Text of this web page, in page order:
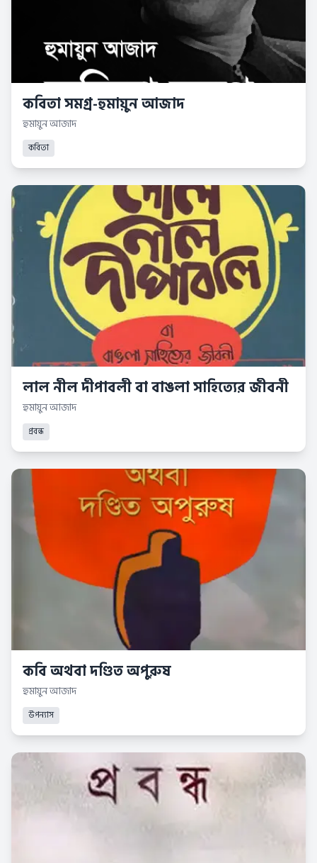
কবিতা সমগ্র-হুমায়ুন আজাদ
হুমায়ুন আজাদ
কবিতা
লাল নীল দীপাবলী বা বাঙলা সাহিত্যের জীবনী
হুমায়ুন আজাদ
প্রবন্ধ
কবি অথবা দণ্ডিত অপুরুষ
হুমায়ুন আজাদ
উপন্যাস